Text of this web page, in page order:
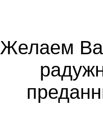
Желаем